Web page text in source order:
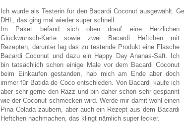
Ich wurde als Testerin für den Bacardi Coconut ausgewählt.
DHL, das ging mal wieder super schnell.
Im Paket befand sich oben drauf eine Herzlichen
Glückwunsch-Karte sowie zwei Bacardi Heftchen mit
Rezepten, darunter lag das zu testende Produkt eine Flasche
Bacardi Coconut und dazu ein Happy Day Ananas-Saft. Ich
bin tatsächlich schon einige Male vor dem Bacardi Coconut
beim Einkaufen gestanden, hab mich am Ende aber doch
immer für Batida de Coco entschieden. Von Bacardi kaufe ich
aber sehr gerne den Razz und bin daher schon sehr gespannt
wie der Coconut schmecken wird. Werde mir damit wohl einen
Pina Colada zaubern, aber auch ein Rezept aus dem Bacardi
Heftchen nachmachen, das klingt nämlich super lecker.